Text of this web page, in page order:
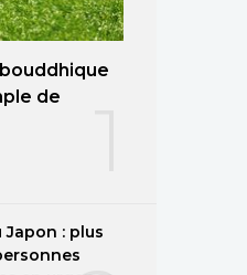
de
Japon : plus